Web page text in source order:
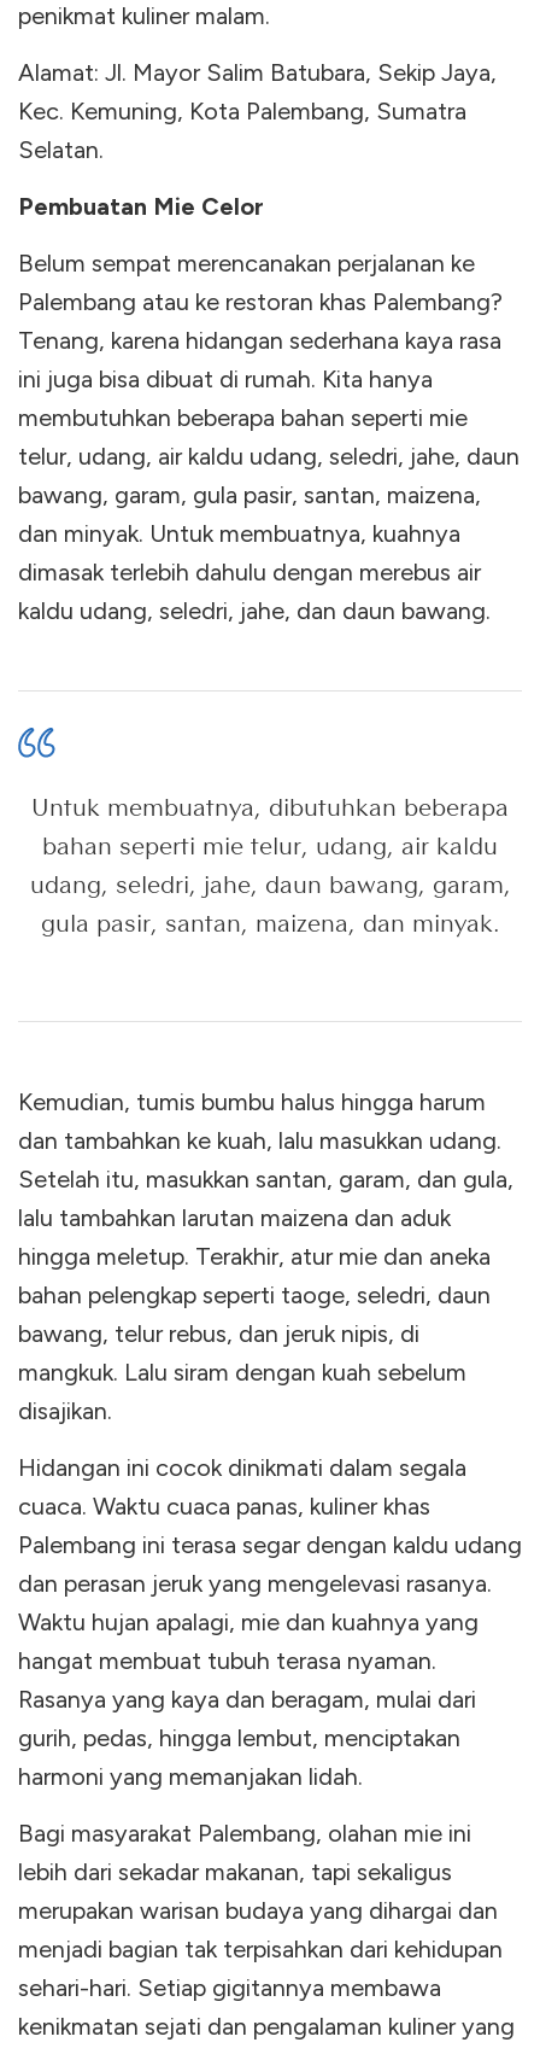
penikmat kuliner malam.
Alamat: Jl. Mayor Salim Batubara, Sekip Jaya,
Kec. Kemuning, Kota Palembang, Sumatra
Selatan.
Pembuatan Mie Celor
Belum sempat merencanakan perjalanan ke
Palembang atau ke restoran khas Palembang?
Tenang, karena hidangan sederhana kaya rasa
ini juga bisa dibuat di rumah. Kita hanya
membutuhkan beberapa bahan seperti mie
telur, udang, air kaldu udang, seledri, jahe, daun
bawang, garam, gula pasir, santan, maizena,
dan minyak. Untuk membuatnya, kuahnya
dimasak terlebih dahulu dengan merebus air
kaldu udang, seledri, jahe, dan daun bawang.
Untuk membuatnya, dibutuhkan beberapa
bahan seperti mie telur, udang, air kaldu
udang, seledri, jahe, daun bawang, garam,
gula pasir, santan, maizena, dan minyak.
Kemudian, tumis bumbu halus hingga harum
dan tambahkan ke kuah, lalu masukkan udang.
Setelah itu, masukkan santan, garam, dan gula,
lalu tambahkan larutan maizena dan aduk
hingga meletup. Terakhir, atur mie dan aneka
bahan pelengkap seperti taoge, seledri, daun
bawang, telur rebus, dan jeruk nipis, di
mangkuk. Lalu siram dengan kuah sebelum
disajikan.
Hidangan ini cocok dinikmati dalam segala
cuaca. Waktu cuaca panas, kuliner khas
Palembang ini terasa segar dengan kaldu udang
dan perasan jeruk yang mengelevasi rasanya.
Waktu hujan apalagi, mie dan kuahnya yang
hangat membuat tubuh terasa nyaman.
Rasanya yang kaya dan beragam, mulai dari
gurih, pedas, hingga lembut, menciptakan
harmoni yang memanjakan lidah.
Bagi masyarakat Palembang, olahan mie ini
lebih dari sekadar makanan, tapi sekaligus
merupakan warisan budaya yang dihargai dan
menjadi bagian tak terpisahkan dari kehidupan
sehari-hari. Setiap gigitannya membawa
kenikmatan sejati dan pengalaman kuliner yang